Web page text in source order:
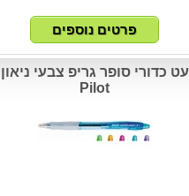
עט כדורי סופר גריפ צבעי ניאון
Pilot